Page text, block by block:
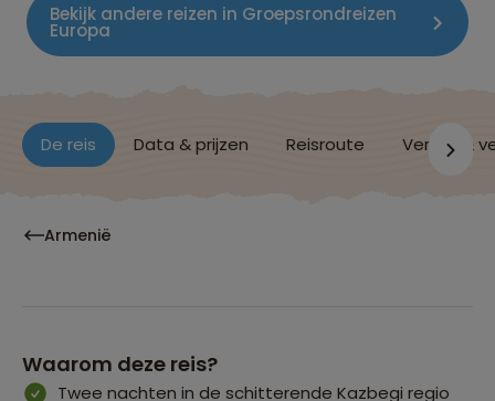
Bekijk andere reizen in Groepsrondreizen
Europa
De reis Data & prijzen Reisroute Verblijf &
Armenië
Waarom deze reis?
Twee nachten in de schitterende Kazbegi regio